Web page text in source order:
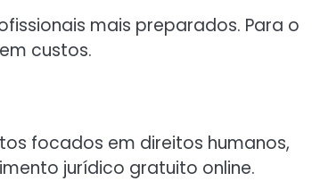
mais preparados. Para o
custos.
focados em direitos humanos,
jurídico gratuito online.